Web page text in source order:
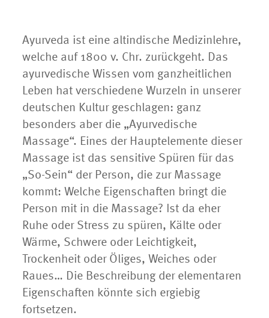
Ayurveda ist eine altindische Medizinlehre,
welche auf 1800 v. Chr. zurückgeht. Das
ayurvedische Wissen vom ganzheitlichen
Leben hat verschiedene Wurzeln in unserer
deutschen Kultur geschlagen: ganz
besonders aber die „Ayurvedische
Massage“. Eines der Hauptelemente dieser
Massage ist das sensitive Spüren für das
„So-Sein“ der Person, die zur Massage
kommt: Welche Eigenschaften bringt die
Person mit in die Massage? Ist da eher
Ruhe oder Stress zu spüren, Kälte oder
Wärme, Schwere oder Leichtigkeit,
Trockenheit oder Öliges, Weiches oder
Raues… Die Beschreibung der elementaren
Eigenschaften könnte sich ergiebig
fortsetzen.